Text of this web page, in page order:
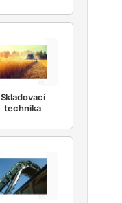
Skladovací
technika